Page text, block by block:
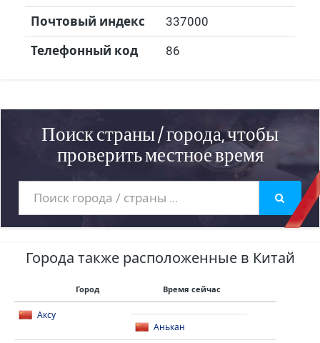
Почтовый индекс 337000
Телефонный код 86
Поиск страны / города, чтобы
проверить местное время
Города также расположенные в Китай
Город Время сейчас
Аксу
Анькан